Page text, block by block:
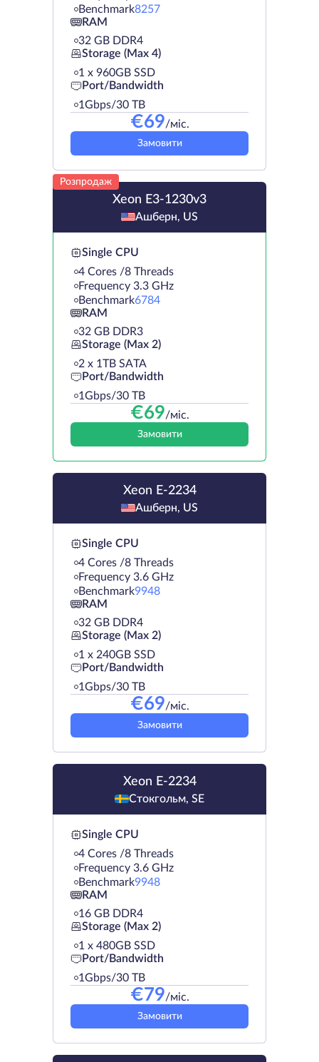
Benchmark8257
RAM
32 GB DDR4
Storage (Max 4)
1 х 960GB SSD
Port/Bandwidth
1Gbps/30 TB
€69/міс.
Замовити
Розпродаж
Xeon E3-1230v3
Ашберн, US
Single CPU
4 Cores /8 Threads
Frequency 3.3 GHz
Benchmark6784
RAM
32 GB DDR3
Storage (Max 2)
2 х 1TB SATA
Port/Bandwidth
1Gbps/30 TB
€69/міс.
Замовити
Xeon E-2234
Ашберн, US
Single CPU
4 Cores /8 Threads
Frequency 3.6 GHz
Benchmark9948
RAM
32 GB DDR4
Storage (Max 2)
1 х 240GB SSD
Port/Bandwidth
1Gbps/30 TB
€69/міс.
Замовити
Xeon E-2234
Стокгольм, SE
Single CPU
4 Cores /8 Threads
Frequency 3.6 GHz
Benchmark9948
RAM
16 GB DDR4
Storage (Max 2)
1 х 480GB SSD
Port/Bandwidth
1Gbps/30 TB
€79/міс.
Замовити